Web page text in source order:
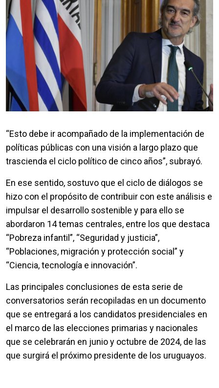
“Esto debe ir acompañado de la implementación de
políticas públicas con una visión a largo plazo que
trascienda el ciclo político de cinco años”, subrayó.
En ese sentido, sostuvo que el ciclo de diálogos se
hizo con el propósito de contribuir con este análisis e
impulsar el desarrollo sostenible y para ello se
abordaron 14 temas centrales, entre los que destaca
“Pobreza infantil”, “Seguridad y justicia”,
“Poblaciones, migración y protección social” y
“Ciencia, tecnología e innovación”.
Las principales conclusiones de esta serie de
conversatorios serán recopiladas en un documento
que se entregará a los candidatos presidenciales en
el marco de las elecciones primarias y nacionales
que se celebrarán en junio y octubre de 2024, de las
que surgirá el próximo presidente de los uruguayos.